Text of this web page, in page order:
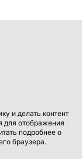
и делать контент
для отображения
подробнее о
браузера.